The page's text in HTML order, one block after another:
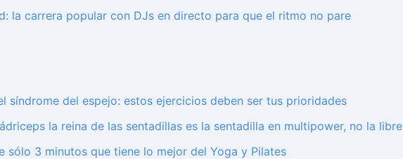
la carrera popular con DJs en directo para que el ritmo no pare
síndrome del espejo: estos ejercicios deben ser tus prioridades
la reina de las sentadillas es la sentadilla en multipower, no la libre
sólo 3 minutos que tiene lo mejor del Yoga y Pilates